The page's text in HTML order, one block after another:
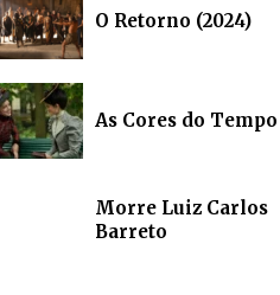
O Retorno (2024)
As Cores do Tempo
Morre Luiz Carlos
Barreto